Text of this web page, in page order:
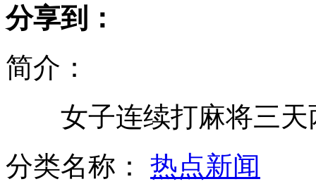
苹果新iPad20日起登陆中国大陆
分享到：
简介：
女子连续打麻将三天
分类名称： 热点新闻